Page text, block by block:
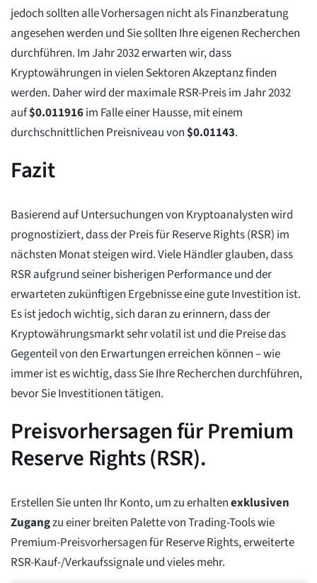
jedoch sollten alle Vorhersagen nicht als Finanzberatung
angesehen werden und Sie sollten Ihre eigenen Recherchen
durchführen. Im Jahr 2032 erwarten wir, dass
Kryptowährungen in vielen Sektoren Akzeptanz finden
werden. Daher wird der maximale RSR-Preis im Jahr 2032
auf$0.011916im Falle einer Hausse, mit einem
durchschnittlichen Preisniveau von$0.01143.
Fazit
Basierend auf Untersuchungen von Kryptoanalysten wird
prognostiziert, dass der Preis für Reserve Rights (RSR) im
nächsten Monat steigen wird. Viele Händler glauben, dass
RSR aufgrund seiner bisherigen Performance und der
erwarteten zukünftigen Ergebnisse eine gute Investition ist.
Es ist jedoch wichtig, sich daran zu erinnern, dass der
Kryptowährungsmarkt sehr volatil ist und die Preise das
Gegenteil von den Erwartungen erreichen können – wie
immer ist es wichtig, dass Sie Ihre Recherchen durchführen,
bevor Sie Investitionen tätigen.
Preisvorhersagen für Premium
Reserve Rights (RSR).
Erstellen Sie unten Ihr Konto, um zu erhaltenexklusiven
Zugangzu einer breiten Palette von Trading-Tools wie
Premium-Preisvorhersagen für Reserve Rights, erweiterte
RSR-Kauf-/Verkaufssignale und vieles mehr.